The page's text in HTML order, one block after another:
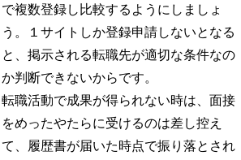
で複数登録し比較するようにしましょ
う。１サイトしか登録申請しないとなる
と、掲示される転職先が適切な条件なの
か判断できないからです。
転職活動で成果が得られない時は、面接
をめったやたらに受けるのは差し控え
て、履歴書が届いた時点で振り落とされ